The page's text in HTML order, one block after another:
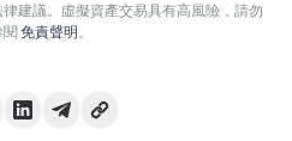
建議。虛擬資產交易具有高風險，請勿
免責聲明。